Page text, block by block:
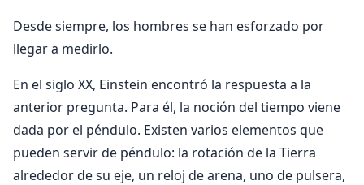
Desde siempre, los hombres se han esforzado por
llegar a medirlo.
En el siglo XX, Einstein encontró la respuesta a la
anterior pregunta. Para él, la noción del tiempo viene
dada por el péndulo. Existen varios elementos que
pueden servir de péndulo: la rotación de la Tierra
alrededor de su eje, un reloj de arena, uno de pulsera,